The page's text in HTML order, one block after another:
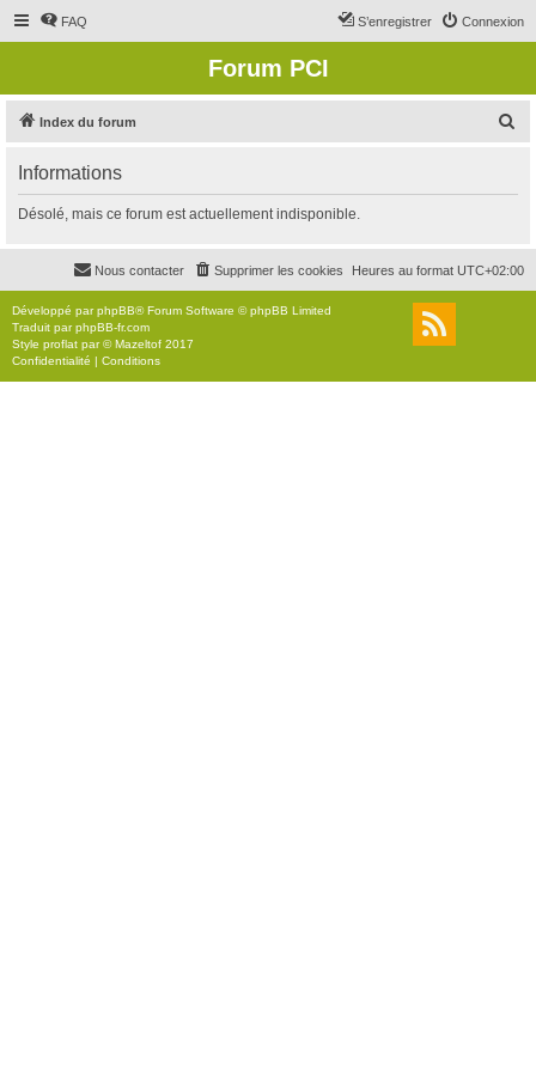
FAQ Connexion
S’enregistrer
Forum PCI
Index du forum
r
c
r
Informations
Désolé, mais ce forum est actuellement indisponible.
Heures au format UTC+02:00
Supprimer les cookies
Nous contacter
Développé parphpBB® Forum Software © phpBB Limited
Traduit parphpBB-fr.com
Style proflat par ©Mazeltof 2017
Confidentialité | Conditions